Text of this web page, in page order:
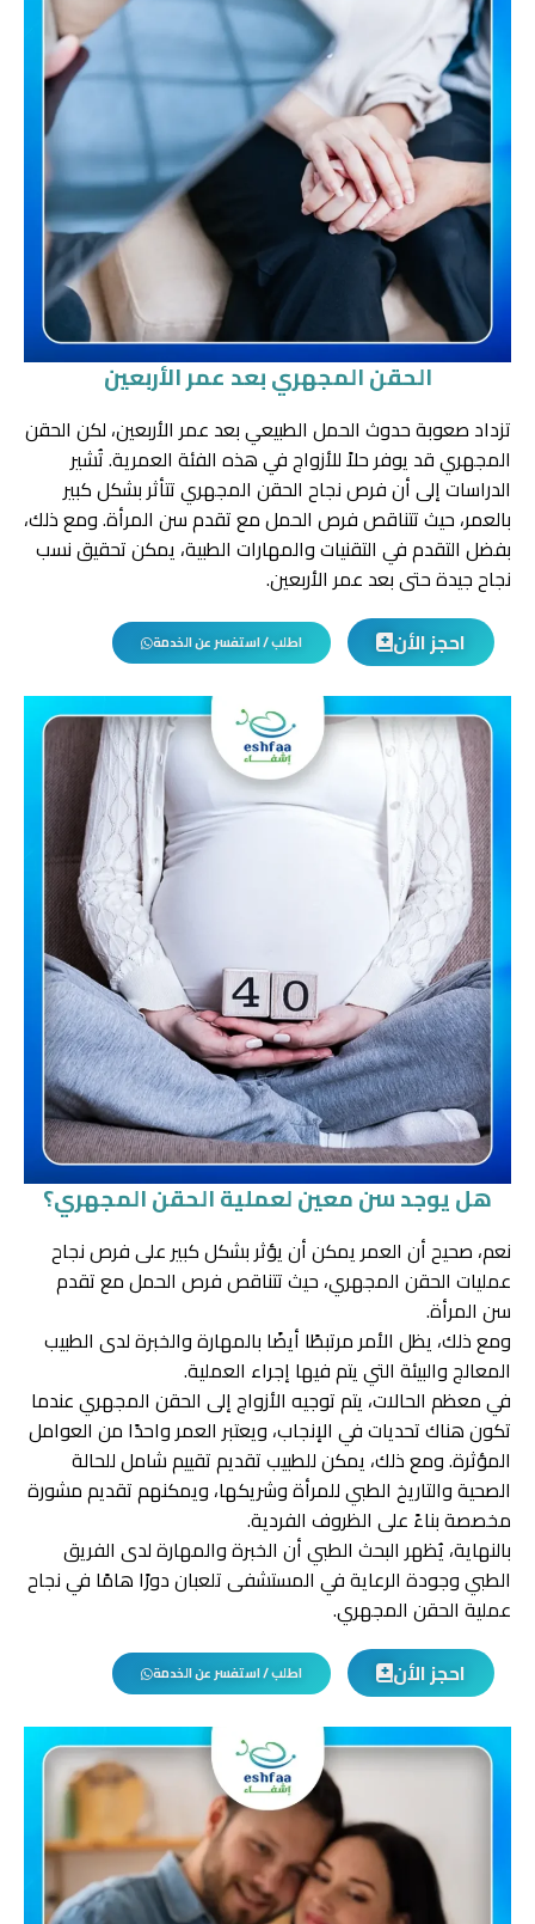
الحقن المجهري بعد عمر الأربعين
تزداد صعوبة حدوث الحمل الطبيعي بعد عمر الأربعين، لكن الحقن
المجهري قد يوفر حلاً للأزواج في هذه الفئة العمرية. تُشير
الدراسات إلى أن فرص نجاح الحقن المجهري تتأثر بشكل كبير
بالعمر، حيث تتناقص فرص الحمل مع تقدم سن المرأة. ومع ذلك،
بفضل التقدم في التقنيات والمهارات الطبية، يمكن تحقيق نسب
نجاح جيدة حتى بعد عمر الأربعين.
احجز الأن
اطلب / استفسر عن الخدمة
هل يوجد سن معين لعملية الحقن المجهري؟
نعم، صحيح أن العمر يمكن أن يؤثر بشكل كبير على فرص نجاح
عمليات الحقن المجهري، حيث تتناقص فرص الحمل مع تقدم
سن المرأة.
ومع ذلك، يظل الأمر مرتبطًا أيضًا بالمهارة والخبرة لدى الطبيب
المعالج والبيئة التي يتم فيها إجراء العملية.
في معظم الحالات، يتم توجيه الأزواج إلى الحقن المجهري عندما
تكون هناك تحديات في الإنجاب، ويعتبر العمر واحدًا من العوامل
المؤثرة. ومع ذلك، يمكن للطبيب تقديم تقييم شامل للحالة
الصحية والتاريخ الطبي للمرأة وشريكها، ويمكنهم تقديم مشورة
مخصصة بناءً على الظروف الفردية.
بالنهاية، يُظهر البحث الطبي أن الخبرة والمهارة لدى الفريق
الطبي وجودة الرعاية في المستشفى تلعبان دورًا هامًا في نجاح
عملية الحقن المجهري.
احجز الأن
اطلب / استفسر عن الخدمة